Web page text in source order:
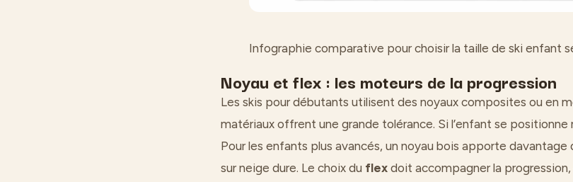
Infographie comparative pour choisir la taille de ski enfant
Noyau et flex : les moteurs de la progression
Les skis pour débutants utilisent des noyaux composites ou en
matériaux offrent une grande tolérance. Si l’enfant se positionne
Pour les enfants plus avancés, un noyau bois apporte
sur neige dure. Le choix du flex doit accompagner la